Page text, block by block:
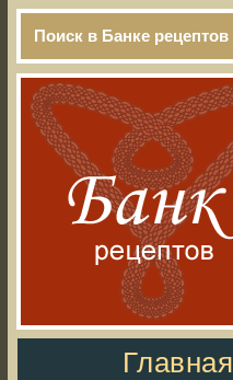
Поиск в Банке рецептов
Главная